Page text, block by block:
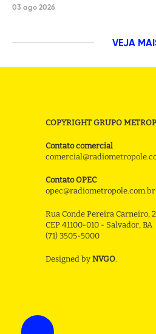
03 ago 2026
VEJA
COPYRIGHT GRUPO
Contato comercial
Contato OPEC
opec@radiometropole.com.br
Rua Conde Pereira Carneiro,
CEP 41100-010 - Salvador, BA
(71) 3505-5000
Designed by NVGO.